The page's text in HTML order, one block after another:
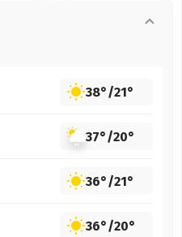
38°/21°
37°/20°
36°/21°
36°/20°